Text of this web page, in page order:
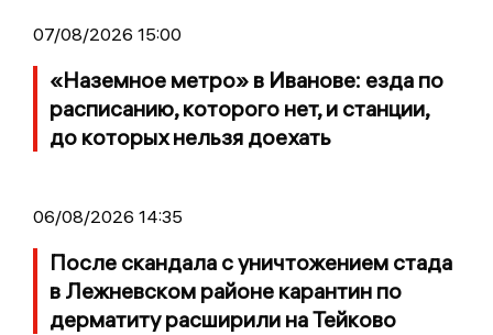
07/08/2026 15:00
«Наземное метро» в Иванове: езда по
расписанию, которого нет, и станции,
до которых нельзя доехать
06/08/2026 14:35
После скандала с уничтожением стада
в Лежневском районе карантин по
дерматиту расширили на Тейково